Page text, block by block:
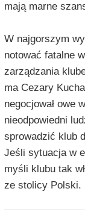
mają marne
W najgorszym
notować fatalne
zarządzania
ma Cezary
negocjował owe
nieodpowiedni
sprowadzić klub
Jeśli sytuacja w
myśli klubu tak
ze stolicy Polski.